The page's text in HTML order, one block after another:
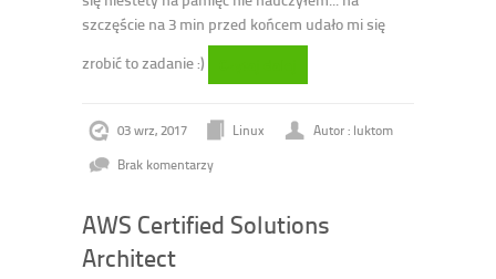
szczęście na 3 min przed końcem udało mi się
zrobić to zadanie :)
03 wrz, 2017 Linux
Autor : luktom
Brak komentarzy
AWS Certified Solutions
Architect